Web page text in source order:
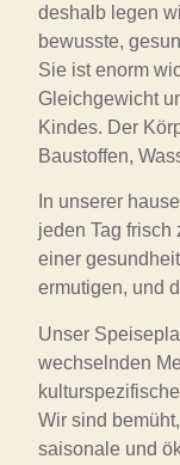
deshalb legen
bewusste,
Sie ist enorm
Gleichgewicht
Kindes. Der
Baustoffen,
In unserer
jeden Tag frisch
einer
ermutigen, und
Unser
wechselnden
Wir sind
saisonale und